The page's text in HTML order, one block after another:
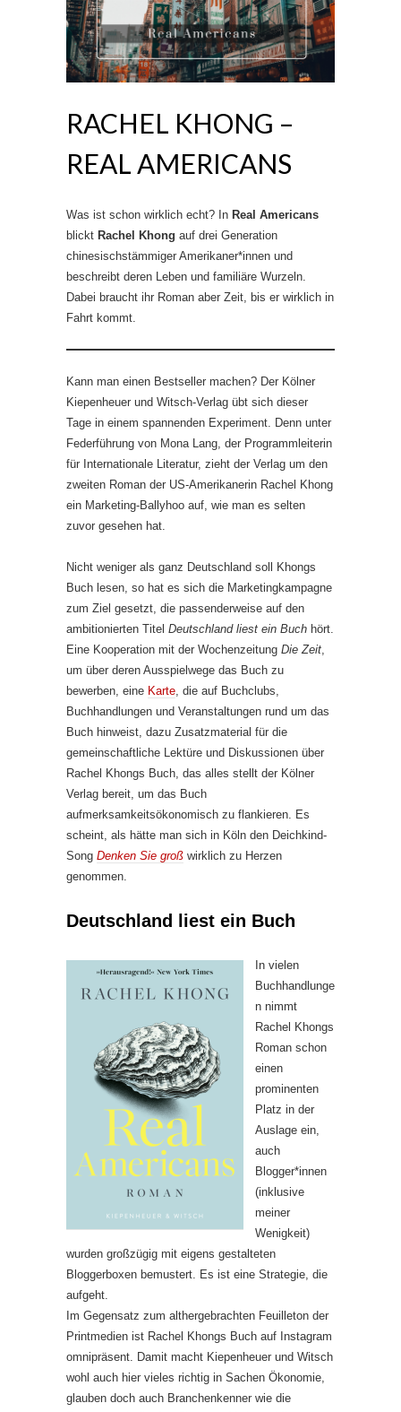
RACHEL KHONG –
REAL AMERICANS
Was ist schon wirklich echt? In Real Americans
blickt Rachel Khong auf drei Generation
chinesischstämmiger Amerikaner*innen und
beschreibt deren Leben und familiäre Wurzeln.
Dabei braucht ihr Roman aber Zeit, bis er wirklich in
Fahrt kommt.
Kann man einen Bestseller machen? Der Kölner
Kiepenheuer und Witsch-Verlag übt sich dieser
Tage in einem spannenden Experiment. Denn unter
Federführung von Mona Lang, der Programmleiterin
für Internationale Literatur, zieht der Verlag um den
zweiten Roman der US-Amerikanerin Rachel Khong
ein Marketing-Ballyhoo auf, wie man es selten
zuvor gesehen hat.
Nicht weniger als ganz Deutschland soll Khongs
Buch lesen, so hat es sich die Marketingkampagne
zum Ziel gesetzt, die passenderweise auf den
ambitionierten Titel Deutschland liest ein Buch hört.
Eine Kooperation mit der Wochenzeitung Die Zeit
um über deren Ausspielwege das Buch zu
bewerben, eine Karte , die auf Buchclubs,
Buchhandlungen und Veranstaltungen rund um das
Buch hinweist, dazu Zusatzmaterial für die
gemeinschaftliche Lektüre und Diskussionen über
Rachel Khongs Buch, das alles stellt der Kölner
Verlag bereit, um das Buch
aufmerksamkeitsökonomisch zu flankieren. Es
scheint, als hätte man sich in Köln den Deichkind-
Song Denken Sie groß wirklich zu Herzen
genommen.
Deutschland liest ein Buch
In vielen
Buchhandlunge
n nimmt
Rachel Khongs
Roman schon
einen
prominenten
Platz in der
Auslage ein,
auch
Blogger*innen
(inklusive
meiner
Wenigkeit)
wurden großzügig mit eigens gestalteten
Bloggerboxen bemustert. Es ist eine Strategie, die
aufgeht.
Im Gegensatz zum althergebrachten Feuilleton der
Printmedien ist Rachel Khongs Buch auf Instagram
omnipräsent. Damit macht Kiepenheuer und Witsch
wohl auch hier vieles richtig in Sachen Ökonomie,
glauben doch auch Branchenkenner wie die